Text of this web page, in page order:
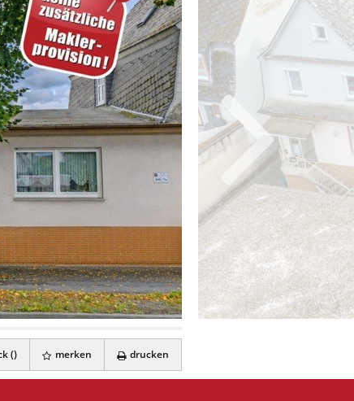
() merken drucken